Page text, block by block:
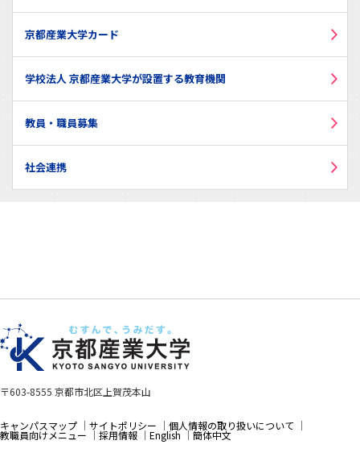
京都産業大学カード
学校法人 京都産業大学が設置する教育機関
教員・職員募集
社会連携
〒603-8555 京都市北区上賀茂本山
キャンパスマップ サイトポリシー 個人情報の取り扱いについて
教職員向けメニュー 採用情報 English 簡体中文